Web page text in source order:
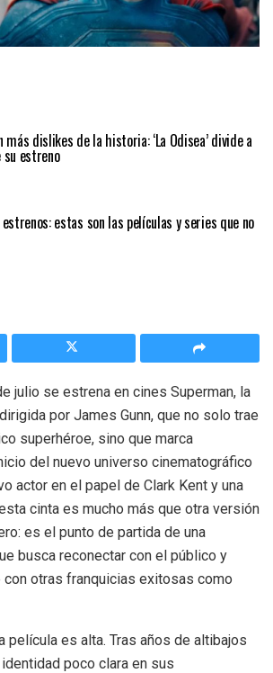
dislikes de la historia: ‘La Odisea’ divide a
estreno
estas son las películas y series que no
julio se estrena en cines Superman, la
por James Gunn, que no solo trae
superhéroe, sino que marca
del nuevo universo cinematográfico
actor en el papel de Clark Kent y una
cinta es mucho más que otra versión
es el punto de partida de una
busca reconectar con el público y
otras franquicias exitosas como
película es alta. Tras años de altibajos
poco clara en sus